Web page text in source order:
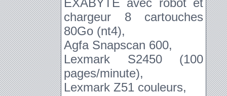
EXABYTE avec robot et
chargeur 8 cartouches
80Go (nt4),
Agfa Snapscan 600,
Lexmark S2450 (100
pages/minute),
Lexmark Z51 couleurs,